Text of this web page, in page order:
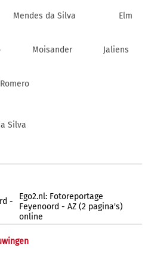
Mendes da Silva Elm
Moisander Jaliens
Romero
Silva
-
Ego2.nl: Fotoreportage
Feyenoord - AZ (2 pagina's)
online